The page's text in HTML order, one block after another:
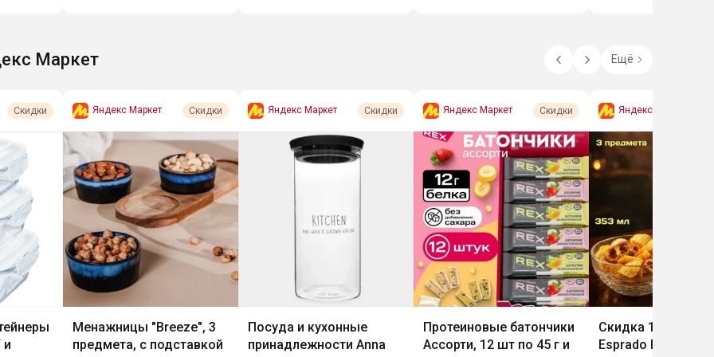
Маркет Ещё
Скидки
и
Яндекс Маркет Скидки
Менажницы "Breeze", 3
предмета, с подставкой
Яндекс Маркет Скидки
Посуда и кухонные
принадлежности Anna
Яндекс Маркет Скидки
Протеиновые батончики
Ассорти, 12 шт по 45 г и
Яндекс Маркет
Скидка 10% на
Esprado PROMSIZ